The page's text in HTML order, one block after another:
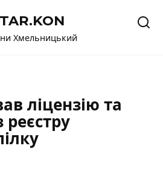
Хмельницький
ліцензію та